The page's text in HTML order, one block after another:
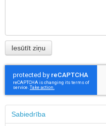
Sabiedrība